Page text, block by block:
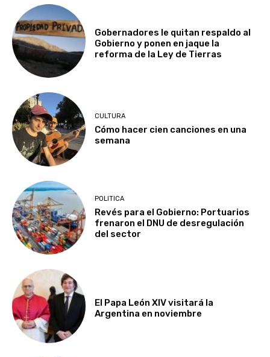
Gobernadores le quitan respaldo al
Gobierno y ponen en jaque la
reforma de la Ley de Tierras
CULTURA
Cómo hacer cien canciones en una
semana
POLITICA
Revés para el Gobierno: Portuarios
frenaron el DNU de desregulación
del sector
El Papa León XIV visitará la
Argentina en noviembre